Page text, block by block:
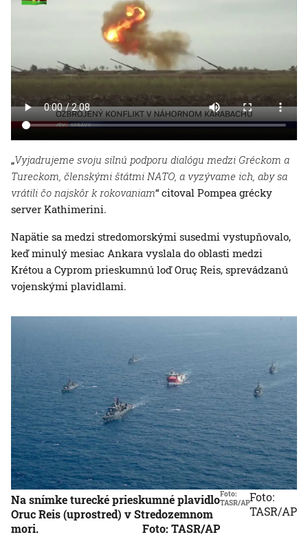
„Vyjadrujeme svoju silnú podporu dialógu medzi Gréckom a
Tureckom, členskými štátmi NATO, a vyzývame ich, aby sa
vrátili čo najskôr k rokovaniam“ citoval Pompea grécky
server Kathimerini.
Napätie sa medzi stredomorskými susedmi vystupňovalo,
keď minulý mesiac Ankara vyslala do oblasti medzi
Krétou a Cyprom prieskumnú loď Oruç Reis, sprevádzanú
vojenskými plavidlami.
Na snímke turecké prieskumné plavidlo
Oruc Reis (uprostred) v Stredozemnom
mori.
Foto: TASR/AP
Foto:
TASR/APFoto:
TASR/AP